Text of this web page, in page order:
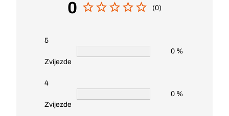
0 (0)
5
Zvijezde
0 %
4
Zvijezde
0 %